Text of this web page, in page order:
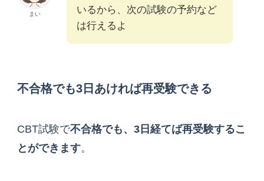
まい
いるから、次の試験の予約など
は行えるよ
不合格でも3日あければ再受験できる
CBT試験で不合格でも、3日経てば再受験するこ
とができます。